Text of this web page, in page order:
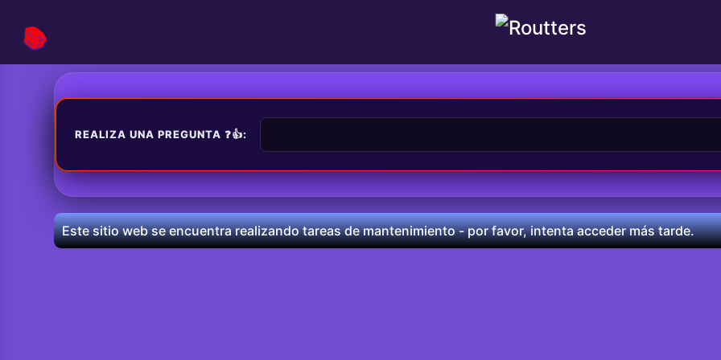
📚
REALIZA UNA PREGUNTA ❓👍:
Este sitio web se encuentra realizando tareas de mantenimiento - por favor, intenta acceder más tarde.